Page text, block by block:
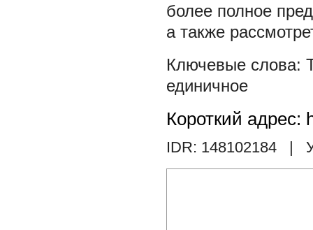
более полное
а также
единичное
Короткий адрес:
IDR: 148102184 |